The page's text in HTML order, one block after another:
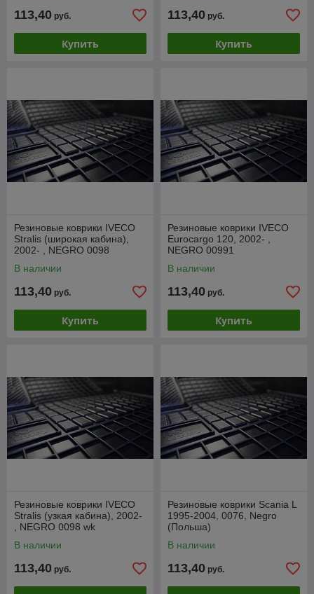
113,40 руб.
Купить
113,40 руб.
Купить
Резиновые коврики IVECO
Stralis (широкая кабина),
2002- , NEGRO 0098
В наличии
113,40 руб.
Купить
Резиновые коврики IVECO
Eurocargo 120, 2002- ,
NEGRO 00991
В наличии
113,40 руб.
Купить
Резиновые коврики IVECO
Stralis (узкая кабина), 2002-
, NEGRO 0098 wk
В наличии
113,40 руб.
Резиновые коврики Scania L
1995-2004, 0076, Negro
(Польша)
В наличии
113,40 руб.